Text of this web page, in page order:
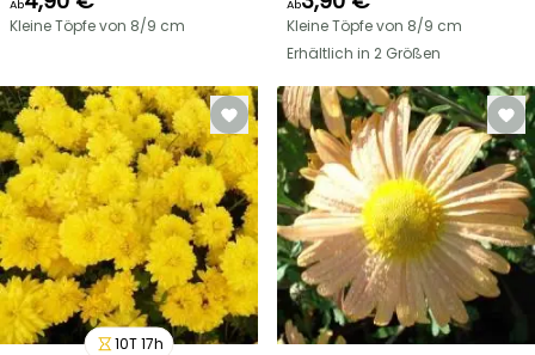
Ab
Kleine Töpfe von 8/9 cm
Ab
Kleine Töpfe von 8/9 cm
Erhältlich in 2 Größen
10T 17h